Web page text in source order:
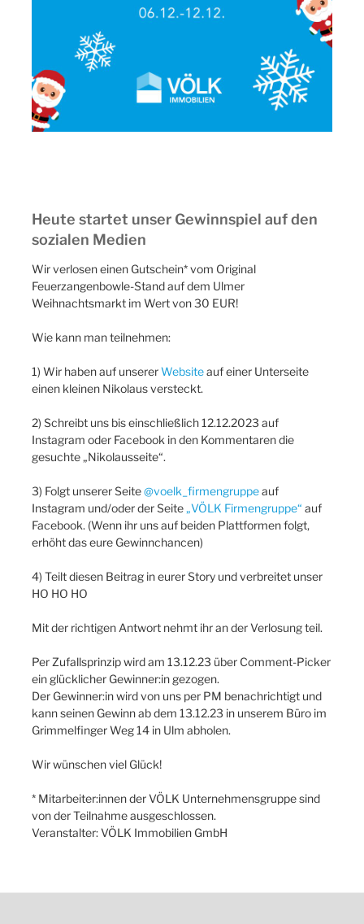
Heute startet unser Gewinnspiel auf den
sozialen Medien
Wir verlosen einen Gutschein* vom Original
Feuerzangenbowle-Stand auf dem Ulmer
Weihnachtsmarkt im Wert von 30 EUR!
Wie kann man teilnehmen:
1) Wir haben auf unsererWebsiteauf einer Unterseite
einen kleinen Nikolaus versteckt.
2) Schreibt uns bis einschließlich 12.12.2023 auf
Instagram oder Facebook in den Kommentaren die
gesuchte „Nikolausseite“.
3) Folgt unserer Seite@voelk_firmengruppeauf
Instagram und/oder der Seite „VÖLK Firmengruppe“ auf
Facebook. (Wenn ihr uns auf beiden Plattformen folgt,
erhöht das eure Gewinnchancen)
4) Teilt diesen Beitrag in eurer Story und verbreitet unser
HO HO HO
Mit der richtigen Antwort nehmt ihr an der Verlosung teil.
Per Zufallsprinzip wird am 13.12.23 über Comment-Picker
ein glücklicher Gewinner:in gezogen.
Der Gewinner:in wird von uns per PM benachrichtigt und
kann seinen Gewinn ab dem 13.12.23 in unserem Büro im
Grimmelfinger Weg 14 in Ulm abholen.
Wir wünschen viel Glück!
* Mitarbeiter:innen der VÖLK Unternehmensgruppe sind
von der Teilnahme ausgeschlossen.
Veranstalter: VÖLK Immobilien GmbH